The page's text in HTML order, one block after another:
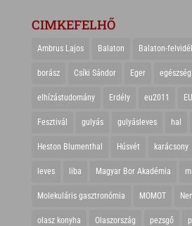
CIMKEFELHŐ
Ambrus Lajos Balaton Balaton-
borász Csíki Sándor Eger egészség
elhízástudomány Erdély eu2011
Fesztivál gulyás gulyásleves hal
Heston Blumenthal Húsvét karácsony
leves liba Magyar Bor Akadémia
Molekuláris gasztronómia MOMOT
olasz konyha Olaszország pezsgő